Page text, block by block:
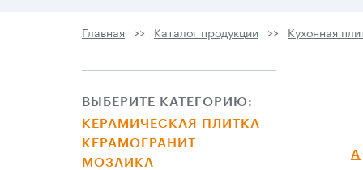
Главная Каталог продукции Кухонная
ВЫБЕРИТЕ КАТЕГОРИЮ:
КЕРАМИЧЕСКАЯ ПЛИТКА
КЕРАМОГРАНИТ
МОЗАИКА
A